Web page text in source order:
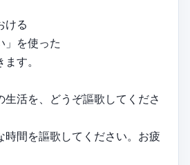
ける
」を使った
す。
生活を、どうぞ謳歌してくださ
時間を謳歌してください。お疲